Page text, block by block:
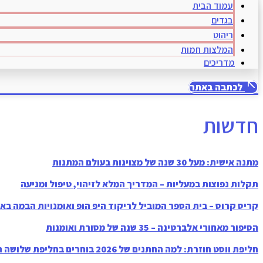
עמוד הבית
בגדים
ריהוט
המלצות חמות
מדריכים
לכתבה באתר
חדשות
מתנה אישית: מעל 30 שנה של מצוינות בעולם המתנות
תקלות נפוצות במעליות – המדריך המלא לזיהוי, טיפול ומניעה
קריס קרוס – בית הספר המוביל לריקוד היפ הופ ואומנויות הבמה
הסיפור מאחורי אלברטינה – 35 שנה של מסורת ואומנות
חליפת ווסט חוזרת: למה החתנים של 2026 בוחרים בחליפת שלושה חלקים